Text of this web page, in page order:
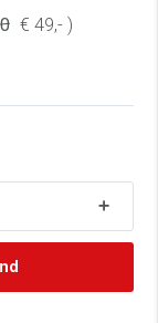
€ 49,- )